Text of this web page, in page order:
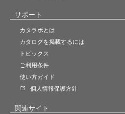
サポート
カタラボとは
カタログを掲載するには
トピックス
ご利用条件
使い方ガイド
個人情報保護方針
関連サイト